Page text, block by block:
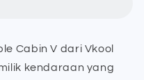
Cabin V dari Vkool
kendaraan yang